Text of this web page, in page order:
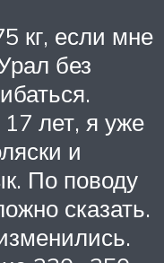
кг, если мне
без
лет, я уже
и
По поводу
сказать.